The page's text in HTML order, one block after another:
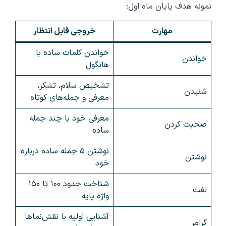
نمونه هدف پایان ماه اول:
مهارت خروجی قابل انتظار
خواندن
خواندن کلمات ساده با
هانگول
شنیدن
تشخیص سلام، تشکر،
معرفی و جمله‌های کوتاه
صحبت کردن
معرفی خود با چند جمله
ساده
نوشتن
نوشتن ۵ جمله ساده درباره
خود
لغت
شناخت حدود ۱۰۰ تا ۱۵۰
واژه پایه
گرامر
آشنایی اولیه با نقش‌نماها